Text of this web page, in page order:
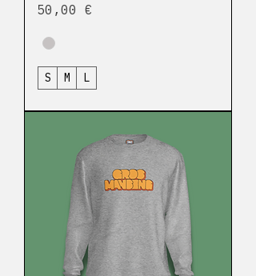
Prix
50,00 €
S M L